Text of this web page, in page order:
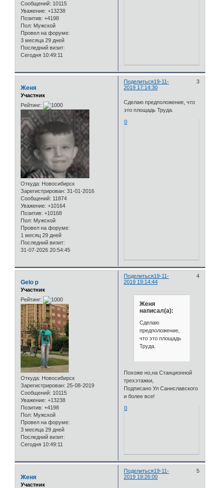
Сообщений: 10115
Уважение: +13238
Позитив: +4198
Пол: Мужской
Провел на форуме:
3 месяца 29 дней
Последний визит:
Сегодня 10:49:11
Поделиться 3
19-11-
2019 17:14:30
Женя
Участник
Рейтинг:
Откуда: Новосибирск
Зарегистрирован: 31-01-2016
Сообщений: 11874
Уважение: +10164
Позитив: +10168
Пол: Мужской
Провел на форуме:
1 месяц 29 дней
Последний визит:
31-07-2026 20:54:45
Сделаю предположение, что
это площадь Труда.
0
Поделиться 4
19-11-
2019 19:14:44
Gelo p
Участник
Рейтинг:
Откуда: Новосибирск
Зарегистрирован: 25-08-2019
Сообщений: 10115
Уважение: +13238
Позитив: +4198
Пол: Мужской
Провел на форуме:
3 месяца 29 дней
Последний визит:
Сегодня 10:49:11
Женя
написал(а):
Сделаю
предположение,
что это площадь
Труда.
Похоже но,на Станционной
трехэтажки,
Подписано Ул Саниславского
и более все!
0
Поделиться 5
19-11-
2019 19:26:00
Женя
Участник